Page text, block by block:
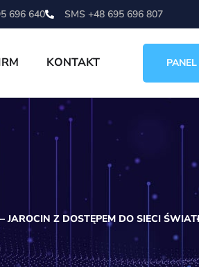
696 640 SMS +48 695 696 807
KONTAKT
JAROCIN Z DOSTĘPEM DO SIECI